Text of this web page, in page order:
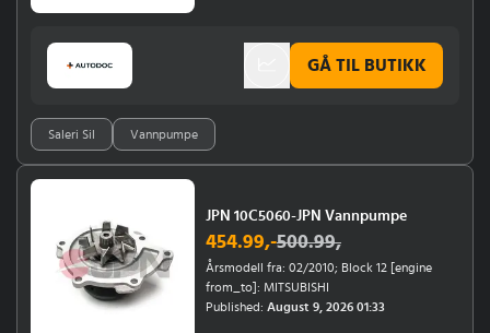
Saleri Sil Vannpumpe
GÅ TIL BUTIKK
JPN 10C5060-JPN Vannpumpe
454.99,-500.99,
Årsmodell fra: 02/2010; Block 12 [engine
from_to]: MITSUBISHI
Published: August 9, 2026 01:33